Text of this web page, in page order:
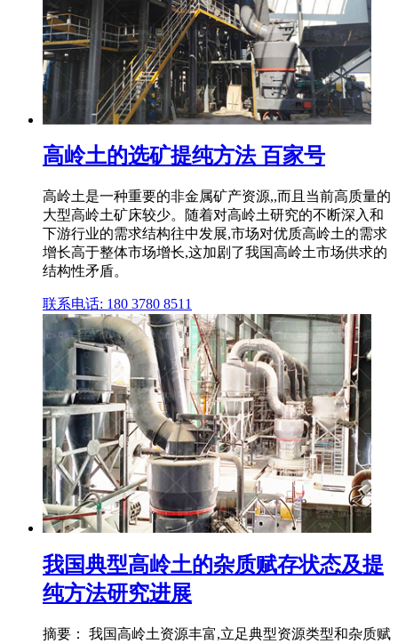
高岭土的选矿提纯方法 百家号
高岭土是一种重要的非金属矿产资源,,而且当前高质量的
大型高岭土矿床较少。随着对高岭土研究的不断深入和
下游行业的需求结构往中发展,市场对优质高岭土的需求
增长高于整体市场增长,这加剧了我国高岭土市场供求的
结构性矛盾。
联系电话: 180 3780 8511
我国典型高岭土的杂质赋存状态及提
纯方法研究进展
摘要： 我国高岭土资源丰富,立足典型资源类型和杂质赋